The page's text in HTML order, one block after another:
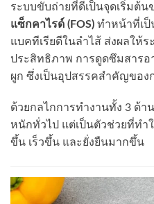
ระบบขับถ่ายที่ดีเป็นจุดเริ่มต้
แซ็กคาไรด์ (FOS) ทำหน้าที่เป็
แบคทีเรียดีในลำไส้ ส่งผลให้
ประสิทธิภาพ การดูดซึมสาร
ผูก ซึ่งเป็นอุปสรรคสำคัญของ
ด้วยกลไกการทำงานทั้ง 3 ด้า
หนักทั่วไป แต่เป็นตัวช่วยที่ท
ขึ้น เร็วขึ้น และยั่งยืนมากขึ้น